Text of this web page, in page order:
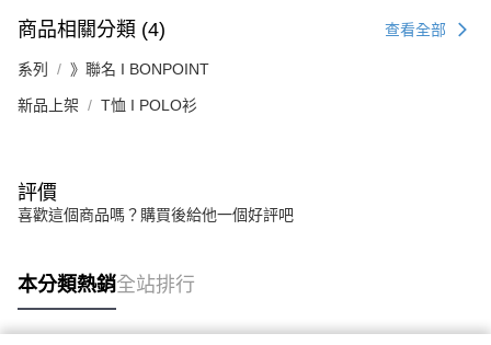
商品相關分類 (4) 查看全部
系列 》聯名 I BONPOINT
新品上架 T恤 I POLO衫
評價
喜歡這個商品嗎？購買後給他一個好評吧
本分類熱銷全站排行